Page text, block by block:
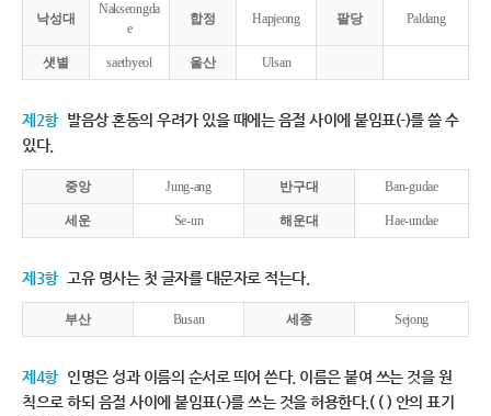
낙성대
Nakseongda
e
합정 Hapjeong 팔당 Paldang
샛별 saetbyeol 울산 Ulsan
제2항 발음상 혼동의 우려가 있을 때에는 음절 사이에 붙임표(-)를 쓸 수
있다.
중앙 Jung-ang 반구대 Ban-gudae
세운 Se-un 해운대 Hae-undae
제3항 고유 명사는 첫 글자를 대문자로 적는다.
부산 Busan 세종 Sejong
제4항 인명은 성과 이름의 순서로 띄어 쓴다. 이름은 붙여 쓰는 것을 원
칙으로 하되 음절 사이에 붙임표(-)를 쓰는 것을 허용한다.( ( ) 안의 표기